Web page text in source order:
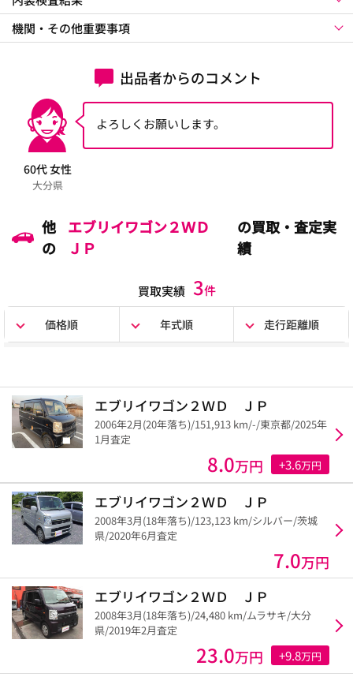
機関・その他重要事項
出品者からのコメント
60代 女性
大分県
よろしくお願いします。
他
の
エブリイワゴン２ＷＤ
ＪＰ
の買取・査定実
績
買取実績 3件
価格順 年式順 走行距離順
エブリイワゴン２ＷＤ ＪＰ
2006年2月(20年落ち)/151,913 km/-/東京都/2025年
1月査定
8.0万円 +3.6万円
エブリイワゴン２ＷＤ ＪＰ
2008年3月(18年落ち)/123,123 km/シルバー/茨城
県/2020年6月査定
7.0万円
エブリイワゴン２ＷＤ ＪＰ
2008年3月(18年落ち)/24,480 km/ムラサキ/大分
県/2019年2月査定
23.0万円 +9.8万円